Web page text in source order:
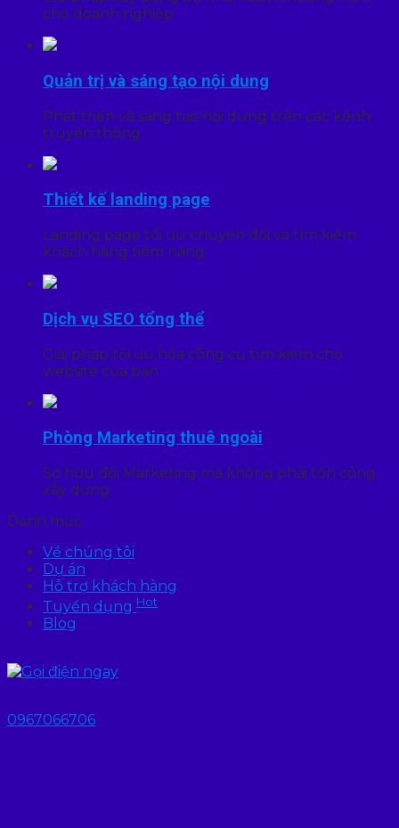
cho doanh nghiệp
Quản trị và sáng tạo nội dung
Phát triển và sáng tạo nội dung trên các kênh
truyền thông
Thiết kế landing page
Landing page tối ưu chuyển đổi và tìm kiếm
khách hàng tiềm năng
Dịch vụ SEO tổng thể
Giải pháp tối ưu hóa công cụ tìm kiếm cho
website của bạn
Phòng Marketing thuê ngoài
Sở hữu đội Marketing mà không phải tốn công
xây dựng
Danh mục
Về chúng tôi
Dự án
Hỗ trợ khách hàng
Tuyển dụng Hot
Blog
0967066706